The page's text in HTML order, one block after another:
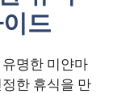
드
명한 미얀마
한 휴식을 만